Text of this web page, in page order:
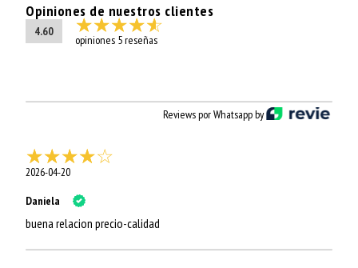
Opiniones de nuestros clientes
4.60
opiniones 5 reseñas
Reviews por Whatsapp by
2026-04-20
Daniela
buena relacion precio-calidad